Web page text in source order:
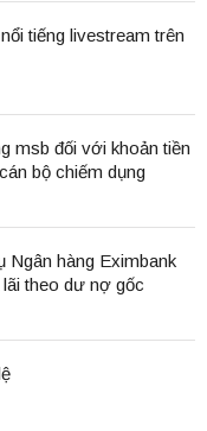
tiếng livestream trên
msb đối với khoản tiền
bộ chiếm dụng
Ngân hàng Eximbank
theo dư nợ gốc